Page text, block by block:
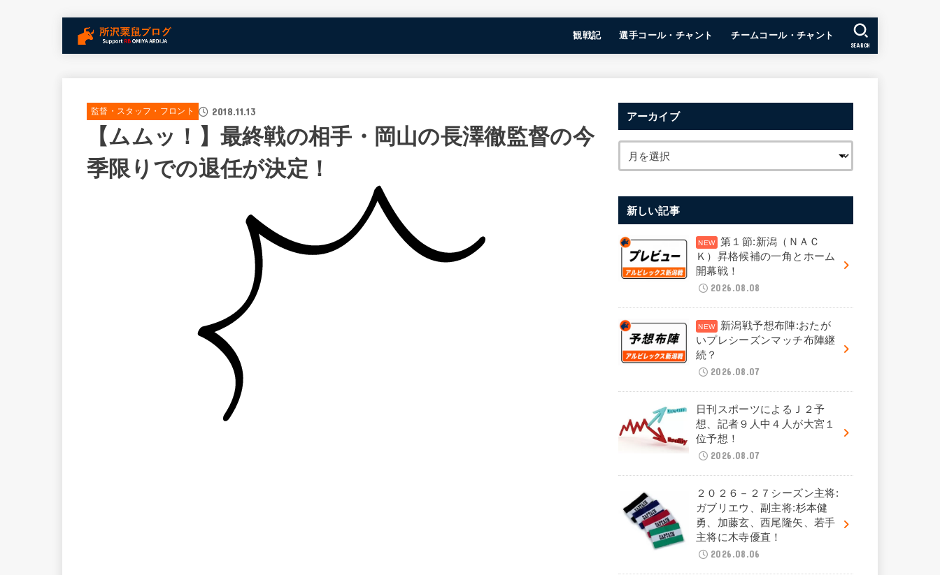
観戦記 選手コール・チャント チームコール・チャント
SEARCH
監督・スタッフ・フロント 2018.11.13
【ムムッ！】最終戦の相手・岡山の長澤徹監督の今
季限りでの退任が決定！
アーカイブ
新しい記事
第１節:新潟（ＮＡＣ
Ｋ）昇格候補の一角とホーム
開幕戦！
2026.08.08
新潟戦予想布陣:おたが
いプレシーズンマッチ布陣継
続？
2026.08.07
日刊スポーツによるＪ２予
想、記者９人中４人が大宮１
位予想！
2026.08.07
２０２６－２７シーズン主将:
ガブリエウ、副主将:杉本健
勇、加藤玄、西尾隆矢、若手
主将に木寺優直！
2026.08.06